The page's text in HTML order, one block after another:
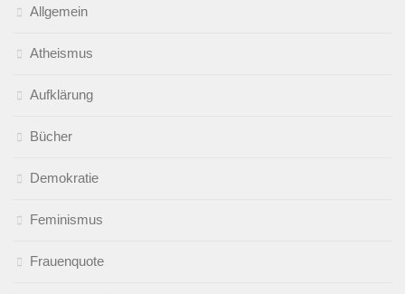
Allgemein
Atheismus
Aufklärung
Bücher
Demokratie
Feminismus
Frauenquote